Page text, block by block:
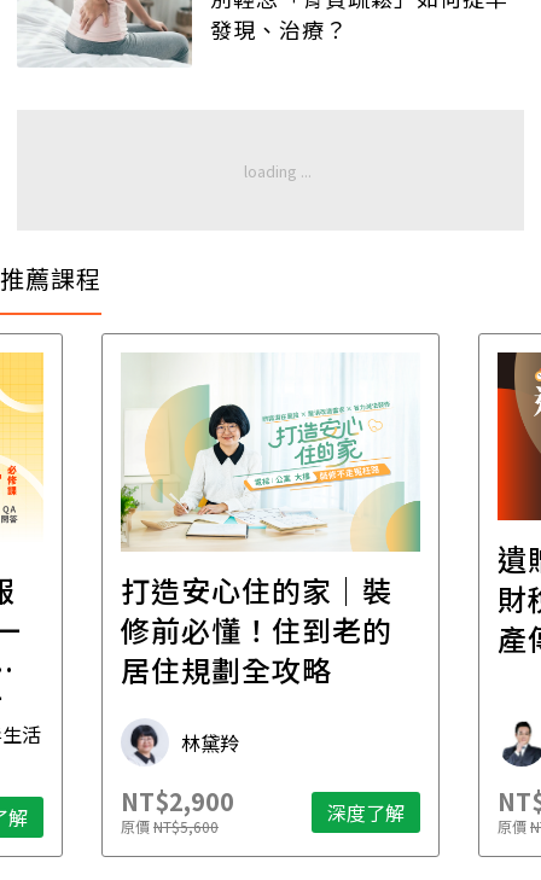
發現、治療？
推薦課程
活
解
打造安心住的家｜裝
修前必懂！住到老的
居住規劃全攻略
林黛羚
NT$2,900
原價NT$5,600 深度了解
遺
財
產
原價